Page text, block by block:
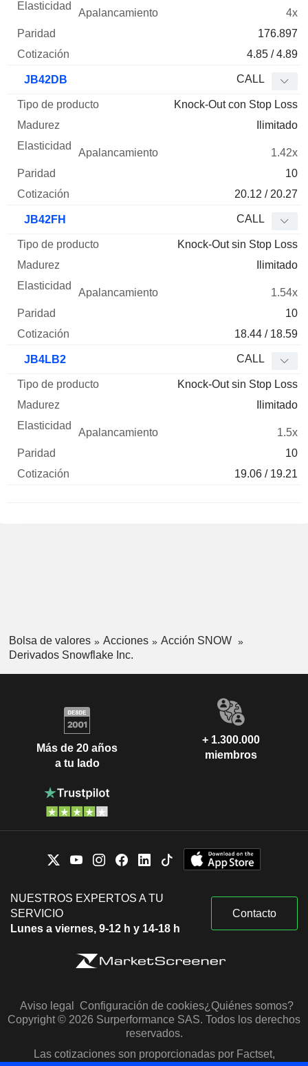
4x
176.897
4.85 / 4.89
JB42DB CALL
Knock-Out con Stop Loss
Ilimitado
1.42x
10
20.12 / 20.27
JB42FH CALL
Knock-Out sin Stop Loss
Ilimitado
1.54x
10
18.44 / 18.59
JB4LB2 CALL
Knock-Out sin Stop Loss
Ilimitado
1.5x
10
19.06 / 19.21
Bolsa de valores Acciones
Acción SNOW
Derivados Snowflake Inc.
Más de 20 años
a tu lado
+ 1.300.000
miembros
NUESTROS EXPERTOS A TU
SERVICIO
Lunes a viernes, 9-12 h y 14-18 h
Contacto
Aviso legal Configuración de cookies¿Quiénes somos?
Copyright © 2026 Surperformance SAS. Todos los derechos
reservados.
Las cotizaciones son proporcionadas por Factset,